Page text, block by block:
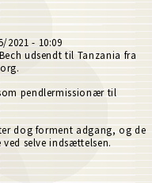
2021 - 10:09
udsendt til Tanzania fra
pendlermissionær til
dog forment adgang, og de
selve indsættelsen.